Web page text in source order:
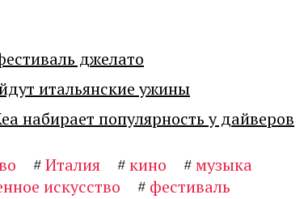
джелато
итальянские ужины
набирает популярность у дайверов
#Италия #кино #музыка
искусство # фестиваль